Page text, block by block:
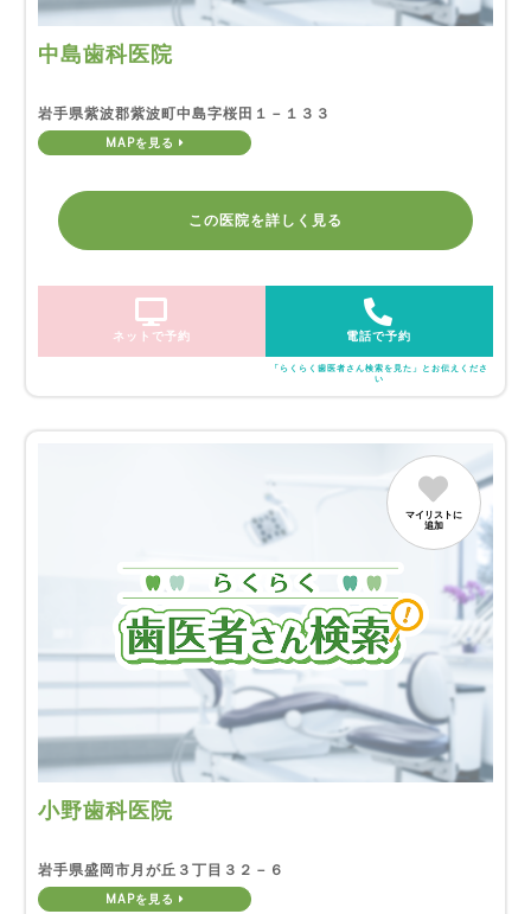
中島歯科医院
岩手県紫波郡紫波町中島字桜田１－１３３
MAPを見る
この医院を詳しく見る
ネットで予約 電話で予約
「らくらく歯医者さん検索を見た」とお伝えくださ
い
小野歯科医院
マイリストに
追加
岩手県盛岡市月が丘３丁目３２－６
MAPを見る